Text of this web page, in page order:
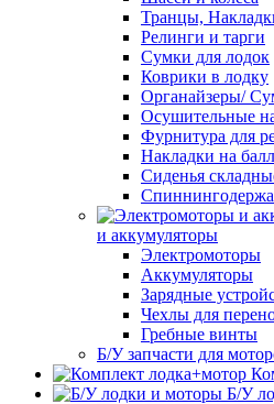
Транцы,
Релинги и тарги
Сумки для лодок
Коврики в лодку
Органайзеры/
Осушительные
Фурнитура для
Накладки на
Сиденья
и аккумуляторы
Электромоторы
Аккумуляторы
Зарядные
Чехлы для
Гребные винты
Б/У запчасти для
Б/У